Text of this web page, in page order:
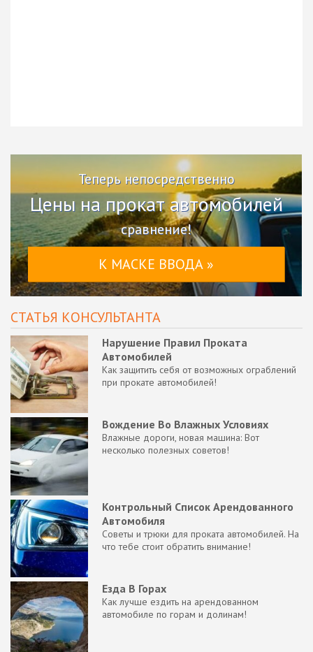
Теперь непосредственно
Цены на прокат автомобилей
сравнение!
К МАСКЕ ВВОДА »
СТАТЬЯ КОНСУЛЬТАНТА
Нарушение Правил Проката
Автомобилей
Как защитить себя от возможных ограблений
при прокате автомобилей!
Вождение Во Влажных Условиях
Влажные дороги, новая машина: Вот
несколько полезных советов!
Контрольный Список Арендованного
Автомобиля
Советы и трюки для проката автомобилей. На
что тебе стоит обратить внимание!
Езда В Горах
Как лучше ездить на арендованном
автомобиле по горам и долинам!